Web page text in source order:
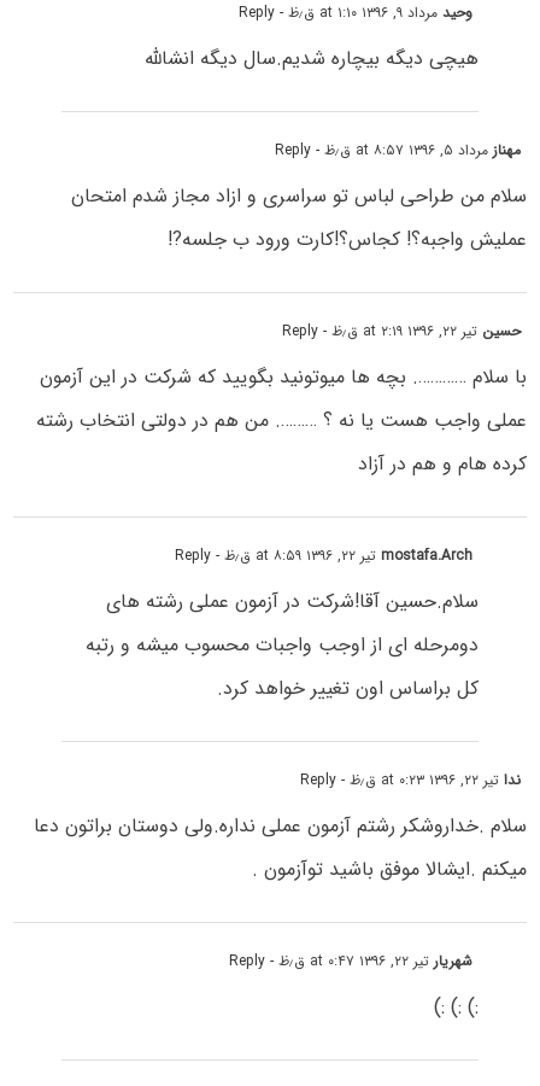
وحیدمرداد ۹, ۱۳۹۶ at ۱:۱۰ ق٫ظ - Reply
هیچی دیگه بیچاره شدیم.سال دیگه انشالله
مهنازمرداد ۵, ۱۳۹۶ at ۸:۵۷ ق٫ظ - Reply
سلام من طراحی لباس تو سراسری و ازاد مجاز شدم امتحان
عملیش واجبه؟! کجاس؟!کارت ورود ب جلسه?!
حسین تیر ۲۲, ۱۳۹۶ at ۲:۱۹ ق٫ظ - Reply
با سلام …………. بچه ها میوتونید بگویید که شرکت در این آزمون
عملی واجب هست یا نه ؟ ………. من هم در دولتی انتخاب رشته
کرده هام و هم در آزاد
mostafa.Archتیر ۲۲, ۱۳۹۶ at ۸:۵۹ ق٫ظ - Reply
سلام.حسین آقا!شرکت در آزمون عملی رشته های
دومرحله ای از اوجب واجبات محسوب میشه و رتبه
کل براساس اون تغییر خواهد کرد.
نداتیر ۲۲, ۱۳۹۶ at ۰:۲۳ ق٫ظ - Reply
سلام .خداروشکر رشتم آزمون عملی نداره.ولی دوستان براتون دعا
میکنم .ایشالا موفق باشید توآزمون .
شهریارتیر ۲۲, ۱۳۹۶ at ۰:۴۷ ق٫ظ - Reply
:) :) :)